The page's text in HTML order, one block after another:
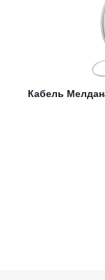
Кабель